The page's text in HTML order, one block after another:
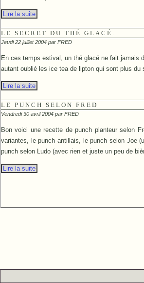
Lire la suite
LE SECRET DU THÉ GLACÉ.
Jeudi 22 juillet 2004 par FRED
En ces temps estival, un thé glacé ne fait jamais
autant oublié les ice tea de lipton qui sont plus du
Lire la suite
LE PUNCH SELON FRED
Vendredi 30 avril 2004 par FRED
Bon voici une recette de punch planteur selon
variantes, le punch antillais, le punch selon Joe
punch selon Ludo (avec rien et juste un peu de
Lire la suite